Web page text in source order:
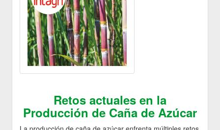
Retos actuales en la
Producción de Caña de Azúcar